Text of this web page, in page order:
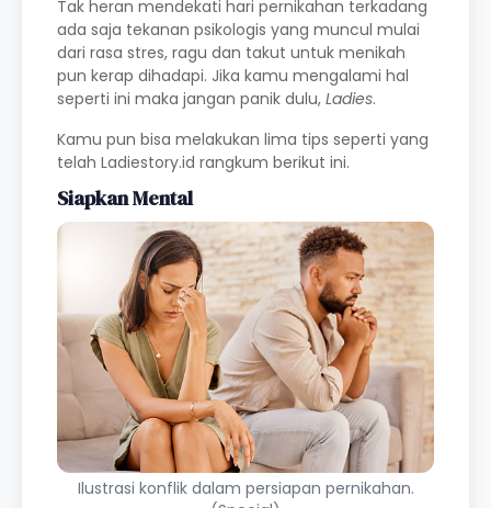
Tak heran mendekati hari pernikahan terkadang
ada saja tekanan psikologis yang muncul mulai
dari rasa stres, ragu dan takut untuk menikah
pun kerap dihadapi. Jika kamu mengalami hal
seperti ini maka jangan panik dulu, Ladies.
Kamu pun bisa melakukan lima tips seperti yang
telah Ladiestory.id rangkum berikut ini.
Siapkan Mental
Ilustrasi konflik dalam persiapan pernikahan.